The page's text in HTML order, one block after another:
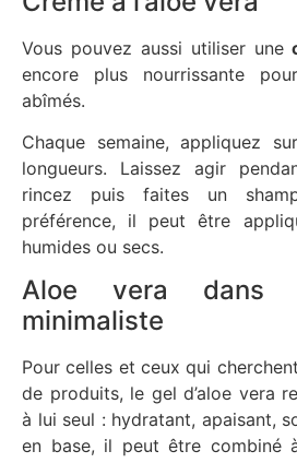
Vous pouvez aussi utiliser une
encore plus nourrissante
abîmés.
Chaque semaine, appliquez
longueurs. Laissez agir
rincez puis faites un
préférence, il peut être
humides ou secs.
Aloe vera dans
minimaliste
Pour celles et ceux qui
de produits, le gel d’aloe vera
à lui seul : hydratant, apaisant,
en base, il peut être combiné